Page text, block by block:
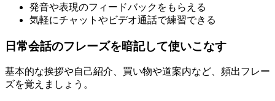
発音や表現のフィードバックをもらえる
気軽にチャットやビデオ通話で練習できる
日常会話のフレーズを暗記して使いこなす
基本的な挨拶や自己紹介、買い物や道案内など、頻出フレー
ズを覚えましょう。